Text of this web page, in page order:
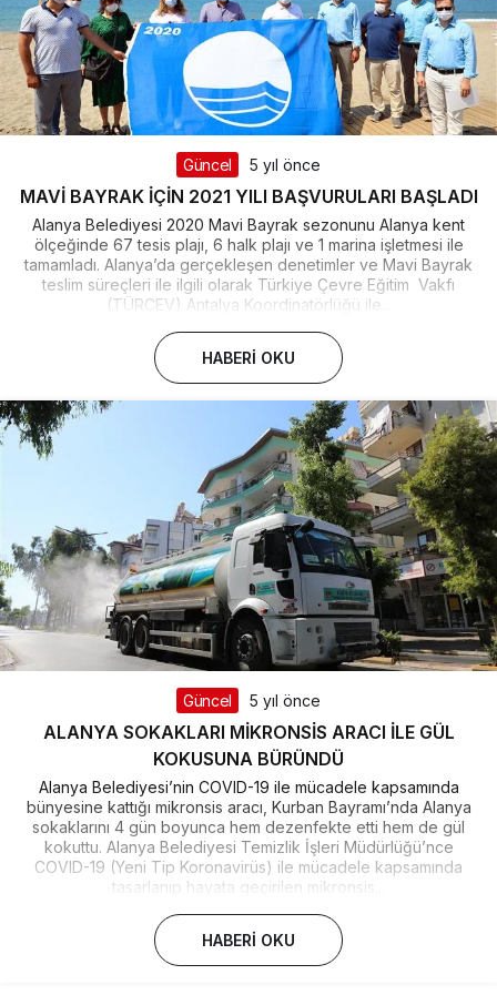
Güncel 5 yıl önce
MAVİ BAYRAK İÇİN 2021 YILI BAŞVURULARI BAŞLADI
Alanya Belediyesi 2020 Mavi Bayrak sezonunu Alanya kent
ölçeğinde 67 tesis plajı, 6 halk plajı ve 1 marina işletmesi ile
tamamladı. Alanya’da gerçekleşen denetimler ve Mavi Bayrak
teslim süreçleri ile ilgili olarak Türkiye Çevre Eğitim Vakfı
(TÜRÇEV) Antalya Koordinatörlüğü ile...
HABERI OKU
Güncel 5 yıl önce
ALANYA SOKAKLARI MİKRONSİS ARACI İLE GÜL
KOKUSUNA BÜRÜNDÜ
Alanya Belediyesi’nin COVID-19 ile mücadele kapsamında
bünyesine kattığı mikronsis aracı, Kurban Bayramı’nda Alanya
sokaklarını 4 gün boyunca hem dezenfekte etti hem de gül
kokuttu. Alanya Belediyesi Temizlik İşleri Müdürlüğü’nce
COVID-19 (Yeni Tip Koronavirüs) ile mücadele kapsamında
tasarlanıp hayata geçirilen mikronsis...
HABERI OKU